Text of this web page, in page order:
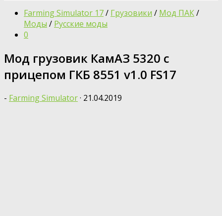
Farming Simulator 17/ Грузовики / Мод ПАК/
Моды / Русские моды
0
Мод грузовик КамАЗ 5320 с
прицепом ГКБ 8551 v1.0 FS17
- Farming Simulator· 21.04.2019